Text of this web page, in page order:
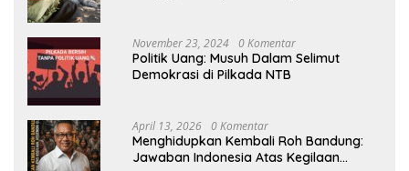
November 23, 2024 0 Komentar
Politik Uang: Musuh Dalam Selimut
Demokrasi di Pilkada NTB
April 13, 2026 0 Komentar
Menghidupkan Kembali Roh Bandung:
Jawaban Indonesia Atas Kegilaan